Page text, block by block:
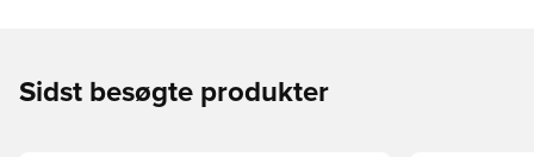
Sidst besøgte produkter